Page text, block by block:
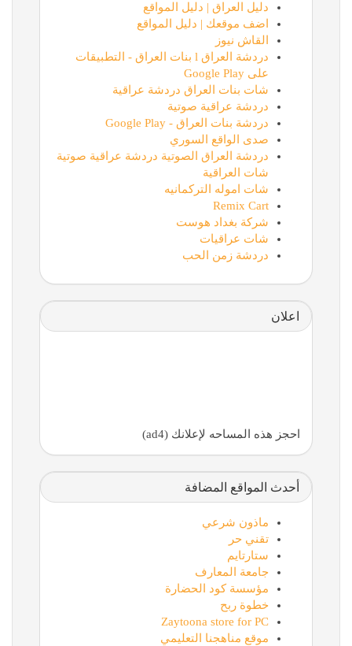
دليل العراق | دليل المواقع
اضف موقعك | دليل المواقع
القاش نيوز
دردشة العراق l بنات العراق - التطبيقات
على Google Play
شات بنات العراق دردشة عراقية
دردشة عراقية صوتية
دردشة بنات العراق - Google Play
صدى الواقع السوري
دردشة العراق الصوتية دردشة عراقية صوتية
شات العراقية
شات اموله التركمانيه
Remix Cart
شركة بغداد هوست
شات عراقيات
دردشة زمن الحب
اعلان
احجز هذه المساحه لإعلانك (ad4)
أحدث المواقع المضافة
ماذون شرعي
تقني حر
ستارتايم
جامعة المعارف
مؤسسة كود الحضارة
خطوة ربح
Zaytoona store for PC
موقع مناهجنا التعليمي